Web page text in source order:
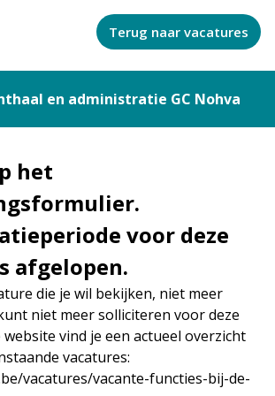
Terug naar vacatures
en administratie GC Nohva
het
voor deze
afgelopen.
die je wil bekijken, niet meer
niet meer solliciteren voor deze
vind je een actueel overzicht
vacatures:
vacatures/vacante-functies-bij-de-